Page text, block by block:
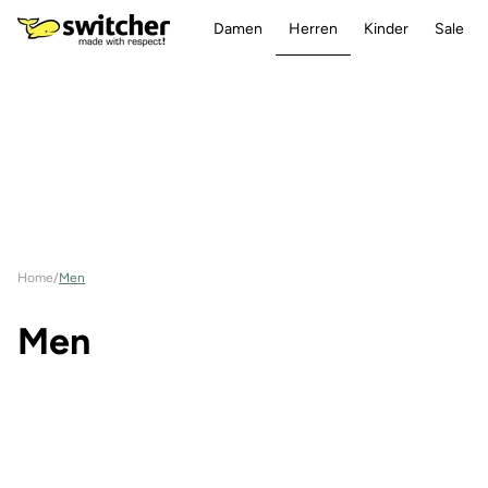
zum
Inhalt
Damen Herren Kinder Sale
Home/Men
K
Men